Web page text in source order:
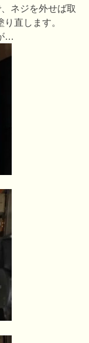
ネジを外せば取
直します。
…